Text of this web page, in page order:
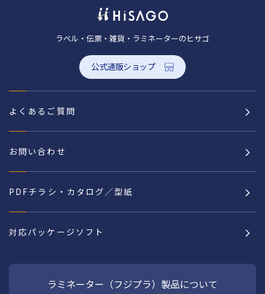
ラベル・伝票・雑貨・ラミネーターのヒサゴ
公式通販ショップ
よくあるご質問
お問い合わせ
PDFチラシ・カタログ／型紙
対応パッケージソフト
ラミネーター（フジプラ）製品について